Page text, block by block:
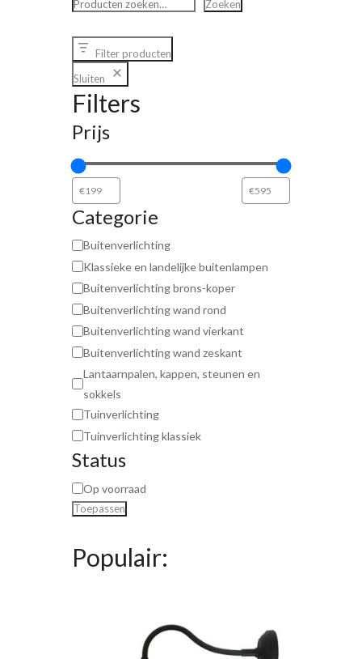
Zoeken
Filter producten
Sluiten
Filters
Prijs
Categorie
Buitenverlichting
Klassieke en landelijke buitenlampen
Buitenverlichting brons-koper
Buitenverlichting wand rond
Buitenverlichting wand vierkant
Buitenverlichting wand zeskant
Lantaarnpalen, kappen, steunen en
sokkels
Tuinverlichting
Tuinverlichting klassiek
Status
Op voorraad
Toepassen
Populair: